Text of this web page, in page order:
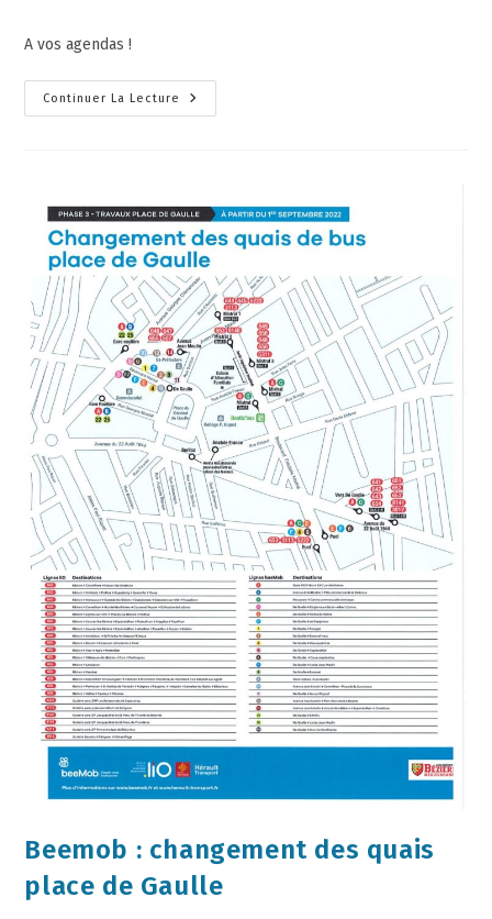
A vos agendas !
Continuer La Lecture
Beemob : changement des quais
place de Gaulle